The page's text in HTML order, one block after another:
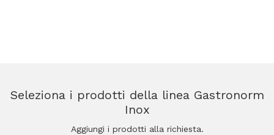
Seleziona i prodotti della linea Gastronorm
Inox
Aggiungi i prodotti alla richiesta.